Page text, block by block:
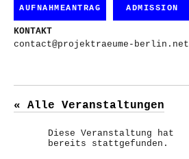
AUFNAHMEANTRAG ADMISSION
KONTAKT
contact@projektraeume-berlin.net
« Alle Veranstaltungen
Diese Veranstaltung hat
bereits stattgefunden.